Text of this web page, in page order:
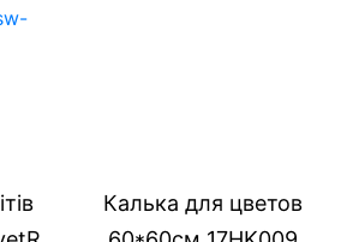
Калька для цветов